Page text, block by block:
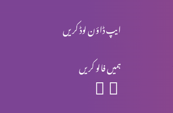
ایپ ڈاؤن لوڈ کریں
ہمیں فالو کریں